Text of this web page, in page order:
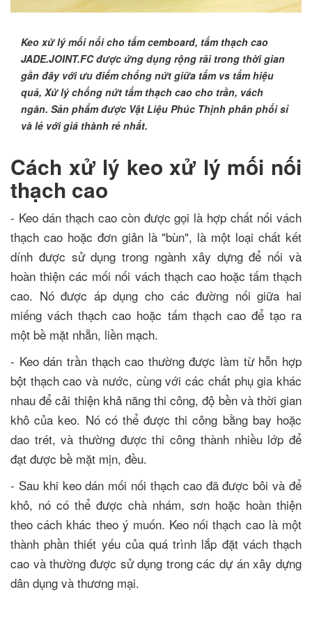
Keo xử lý mối nối cho tấm cemboard, tấm thạch cao
JADE.JOINT.FC được ứng dụng rộng rãi trong thời gian
gần đây với ưu điểm chống nứt giữa tấm vs tấm hiệu
quả, Xử lý chống nứt tấm thạch cao cho trần, vách
ngăn. Sản phẩm được Vật Liệu Phúc Thịnh phân phối sỉ
và lẻ với giá thành rẻ nhất.
Cách xử lý keo xử lý mối nối
thạch cao
- Keo dán thạch cao còn được gọi là hợp chất nối vách
thạch cao hoặc đơn giản là "bùn", là một loại chất kết
dính được sử dụng trong ngành xây dựng để nối và
hoàn thiện các mối nối vách thạch cao hoặc tấm thạch
cao. Nó được áp dụng cho các đường nối giữa hai
miếng vách thạch cao hoặc tấm thạch cao để tạo ra
một bề mặt nhẵn, liền mạch.
- Keo dán trần thạch cao thường được làm từ hỗn hợp
bột thạch cao và nước, cùng với các chất phụ gia khác
nhau để cải thiện khả năng thi công, độ bền và thời gian
khô của keo. Nó có thể được thi công bằng bay hoặc
dao trét, và thường được thi công thành nhiều lớp để
đạt được bề mặt mịn, đều.
- Sau khi keo dán mối nối thạch cao đã được bôi và để
khô, nó có thể được chà nhám, sơn hoặc hoàn thiện
theo cách khác theo ý muốn. Keo nối thạch cao là một
thành phần thiết yếu của quá trình lắp đặt vách thạch
cao và thường được sử dụng trong các dự án xây dựng
dân dụng và thương mại.